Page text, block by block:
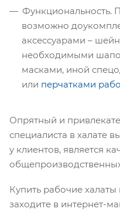
Функциональность.
возможно
аксессуарами –
необходимыми
масками, иной
или перчатками
Опрятный и
специалиста в халате
у клиентов, является
Купить рабочие
заходите в интернет-